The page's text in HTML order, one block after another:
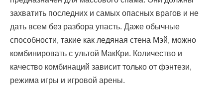
захватить последних и самых опасных врагов и не
дать всем без разбора упасть. Даже обычные
способности, такие как ледяная стена Мэй, можно
комбинировать с ультой МакКри. Количество и
качество комбинаций зависит только от фэнтези,
режима игры и игровой арены.